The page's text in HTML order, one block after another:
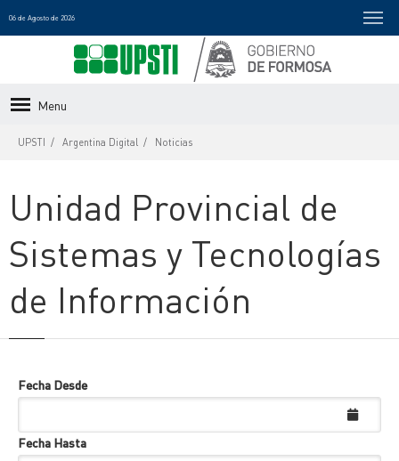
06 de Agosto de 2026
Menu
UPSTI Argentina Digital Noticias
Unidad Provincial de
Sistemas y Tecnologías
de Información
Fecha Desde
Fecha Hasta